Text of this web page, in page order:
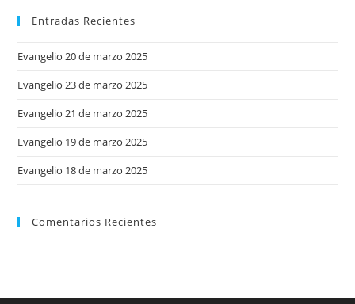
Entradas Recientes
Evangelio 20 de marzo 2025
Evangelio 23 de marzo 2025
Evangelio 21 de marzo 2025
Evangelio 19 de marzo 2025
Evangelio 18 de marzo 2025
Comentarios Recientes